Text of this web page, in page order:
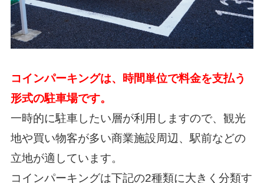
コインパーキングは、時間単位で料金を支払う
形式の駐車場です。
一時的に駐車したい層が利用しますので、観光
地や買い物客が多い商業施設周辺、駅前などの
立地が適しています。
コインパーキングは下記の2種類に大きく分類す